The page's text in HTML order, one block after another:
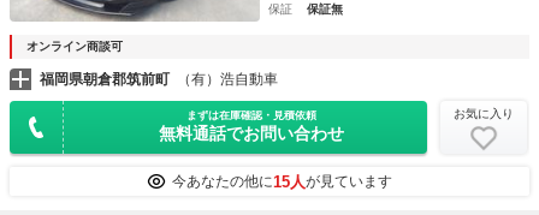
保証
保証無
オンライン商談可
福岡県朝倉郡筑前町 （有）浩自動車
まずは在庫確認・見積依頼
無料通話でお問い合わせ
お気に入り
今あなたの他に15人が見ています